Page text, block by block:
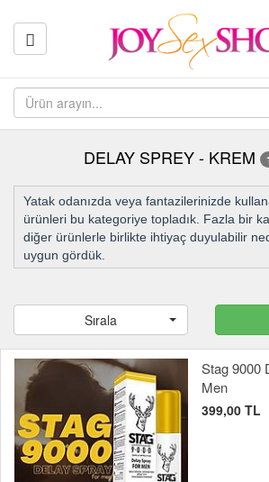
DELAY SPREY - KREM
Yatak odanızda veya fantazilerinizde
ürünleri bu kategoriye topladık. Fazla bir
diğer ürünlerle birlikte ihtiyaç duyulabilir
uygun gördük.
Sırala
Stag 9000
Men
399,00 TL